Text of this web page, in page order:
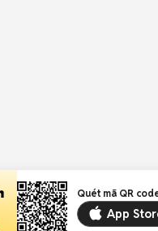
Quét mã QR
App